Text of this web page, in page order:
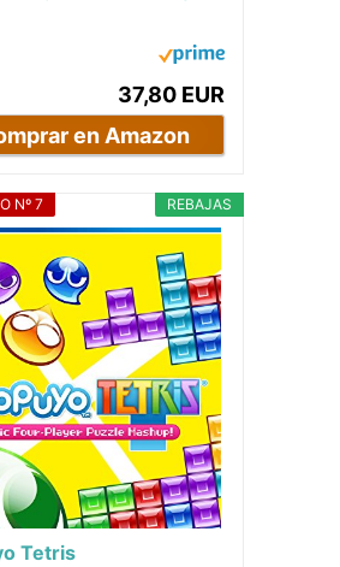
37,80 EUR
en Amazon
REBAJAS
Nº 7
Tetris